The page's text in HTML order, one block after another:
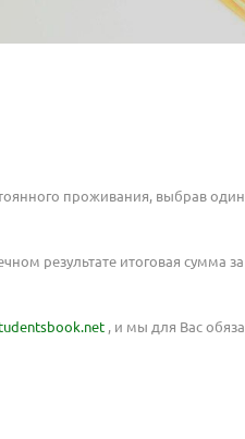
проживания, выбрав
результате итоговая сумма
, и мы для Вас